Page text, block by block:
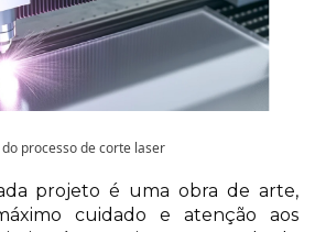
do processo de corte laser
projeto é uma obra de arte,
cuidado e atenção aos